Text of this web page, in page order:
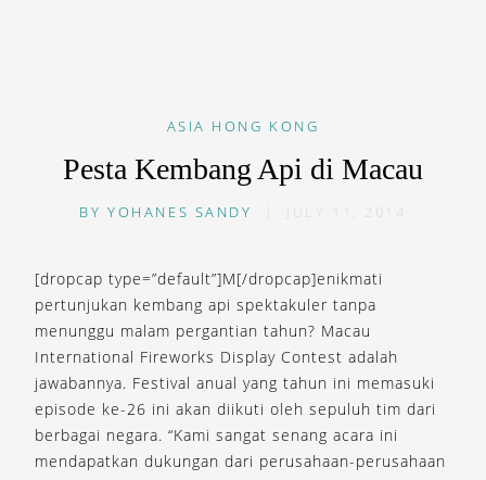
ASIA HONG KONG
Pesta Kembang Api di Macau
BYYOHANES SANDY JULY 11, 2014
[dropcap type=”default”]M[/dropcap]enikmati
pertunjukan kembang api spektakuler tanpa
menunggu malam pergantian tahun? Macau
International Fireworks Display Contest adalah
jawabannya. Festival anual yang tahun ini memasuki
episode ke-26 ini akan diikuti oleh sepuluh tim dari
berbagai negara. “Kami sangat senang acara ini
mendapatkan dukungan dari perusahaan-perusahaan